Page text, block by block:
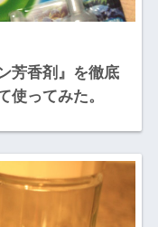
芳香剤』を徹底
使ってみた。